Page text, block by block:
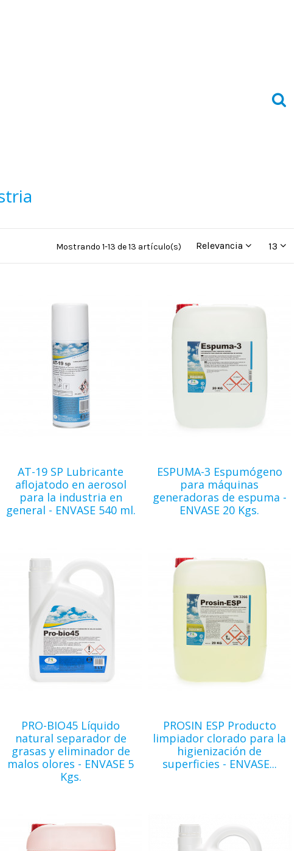
Mostrando 1-13 de 13 artículo(s) Relevancia 13
AT-19 SP Lubricante
aflojatodo en aerosol
para la industria en
general - ENVASE 540 ml.
ESPUMA-3 Espumógeno
para máquinas
generadoras de espuma -
ENVASE 20 Kgs.
PRO-BIO45 Líquido
natural separador de
grasas y eliminador de
malos olores - ENVASE 5
Kgs.
PROSIN ESP Producto
limpiador clorado para la
higienización de
superficies - ENVASE...